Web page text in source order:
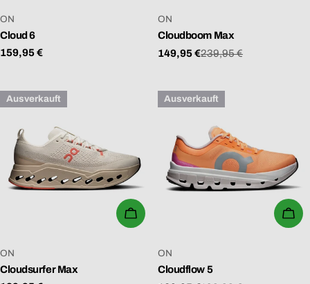
VERKÄUFER:
ON
Cloud 6
Regulärer
159,95 €
VERKÄUFER:
ON
Cloudboom Max
Verkaufspreis
149,95 €
Regulärer239,95 €
Ausverkauft
WÄHLEN SIE OPTIONEN
VERKÄUFER:
ON
Cloudsurfer Max
Ausverkauft
VERKÄUFER:
ON
Cloudflow 5